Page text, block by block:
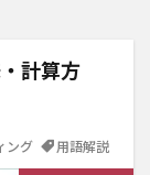
計算方
ング 用語解説